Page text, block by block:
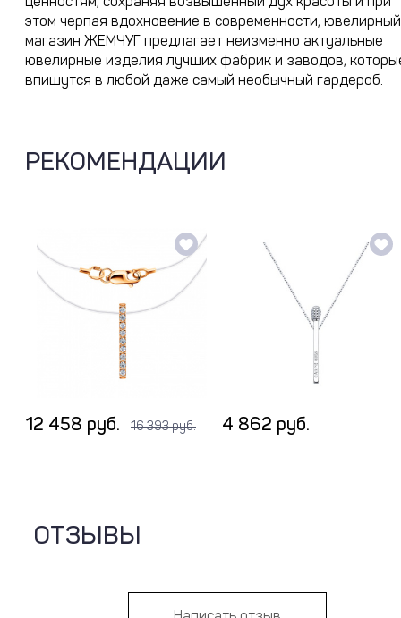
этом черпая вдохновение в современности, ювелирный
магазин ЖЕМЧУГ предлагает неизменно актуальные
ювелирные изделия лучших фабрик и заводов,
впишутся в любой даже самый необычный гардероб.
РЕКОМЕНДАЦИИ
12 458 руб. 16 393 руб. 4 862 руб.
ОТЗЫВЫ